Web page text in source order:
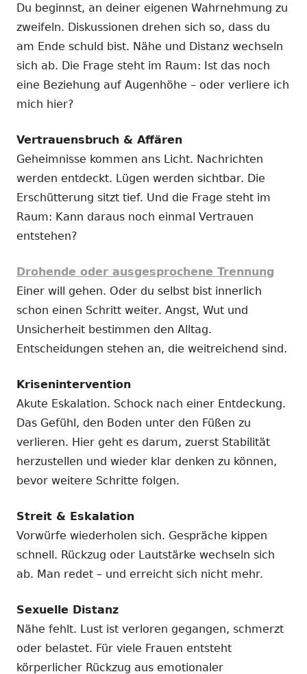
Du beginnst, an deiner eigenen Wahrnehmung zu
zweifeln. Diskussionen drehen sich so, dass du
am Ende schuld bist. Nähe und Distanz wechseln
sich ab. Die Frage steht im Raum: Ist das noch
eine Beziehung auf Augenhöhe – oder verliere ich
mich hier?
Vertrauensbruch & Affären
Geheimnisse kommen ans Licht. Nachrichten
werden entdeckt. Lügen werden sichtbar. Die
Erschütterung sitzt tief. Und die Frage steht im
Raum: Kann daraus noch einmal Vertrauen
entstehen?
Drohende oder ausgesprochene Trennung
Einer will gehen. Oder du selbst bist innerlich
schon einen Schritt weiter. Angst, Wut und
Unsicherheit bestimmen den Alltag.
Entscheidungen stehen an, die weitreichend sind.
Krisenintervention
Akute Eskalation. Schock nach einer Entdeckung.
Das Gefühl, den Boden unter den Füßen zu
verlieren. Hier geht es darum, zuerst Stabilität
herzustellen und wieder klar denken zu können,
bevor weitere Schritte folgen.
Streit & Eskalation
Vorwürfe wiederholen sich. Gespräche kippen
schnell. Rückzug oder Lautstärke wechseln sich
ab. Man redet – und erreicht sich nicht mehr.
Sexuelle Distanz
Nähe fehlt. Lust ist verloren gegangen, schmerzt
oder belastet. Für viele Frauen entsteht
körperlicher Rückzug aus emotionaler